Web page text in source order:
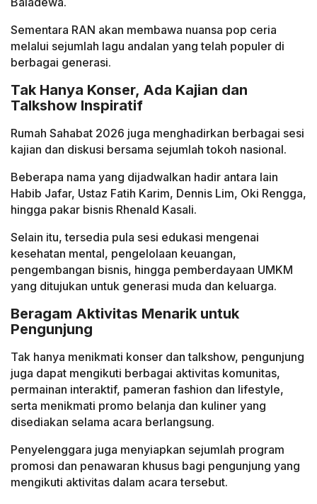
Sementara RAN akan membawa nuansa pop ceria
melalui sejumlah lagu andalan yang telah populer di
berbagai generasi.
Tak Hanya Konser, Ada Kajian dan
Talkshow Inspiratif
Rumah Sahabat 2026 juga menghadirkan berbagai sesi
kajian dan diskusi bersama sejumlah tokoh nasional.
Beberapa nama yang dijadwalkan hadir antara lain
Habib Jafar, Ustaz Fatih Karim, Dennis Lim, Oki Rengga,
hingga pakar bisnis Rhenald Kasali.
Selain itu, tersedia pula sesi edukasi mengenai
kesehatan mental, pengelolaan keuangan,
pengembangan bisnis, hingga pemberdayaan UMKM
yang ditujukan untuk generasi muda dan keluarga.
Beragam Aktivitas Menarik untuk
Pengunjung
Tak hanya menikmati konser dan talkshow, pengunjung
juga dapat mengikuti berbagai aktivitas komunitas,
permainan interaktif, pameran fashion dan lifestyle,
serta menikmati promo belanja dan kuliner yang
disediakan selama acara berlangsung.
Penyelenggara juga menyiapkan sejumlah program
promosi dan penawaran khusus bagi pengunjung yang
mengikuti aktivitas dalam acara tersebut.